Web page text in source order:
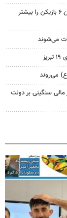
نسل جدید استقلالی‌ها برای فصل جدید لیگ؛ این ۶ بازیکن را بیشتر
می‌شوند
می‌روند
سنگینی بر دولت